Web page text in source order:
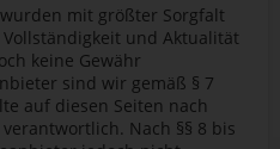
mit größter Sorgfalt
und Aktualität
keine Gewähr
sind wir gemäß § 7
auf diesen Seiten nach
Nach §§ 8 bis